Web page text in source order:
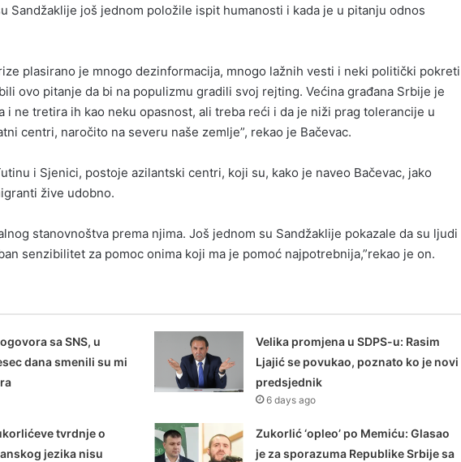
Sandžaklije još jednom položile ispit humanosti i kada je u pitanju odnos
plasirano je mnogo dezinformacija, mnogo lažnih vesti i neki politički pokreti
ovo pitanje da bi na populizmu gradili svoj rejting. Većina građana Srbije je
i ne tretira ih kao neku opasnost, ali treba reći i da je niži prag tolerancije u
centri, naročito na severu naše zemlje”, rekao je Bačevac.
i Sjenici, postoje azilantski centri, koji su, kako je naveo Bačevac, jako
žive udobno.
stanovnoštva prema njima. Još jednom su Sandžaklije pokazale da su ljudi
senzibilitet za pomoc onima koji ma je pomoć najpotrebnija,”rekao je on.
sa SNS, u
dana smenili su mi
Velika promjena u SDPS-u: Rasim
Ljajić se povukao, poznato ko je novi
predsjednik
6 days ago
tvrdnje o
jezika nisu
Zukorlić ‘opleo’ po Memiću: Glasao
je za sporazuma Republike Srbije sa